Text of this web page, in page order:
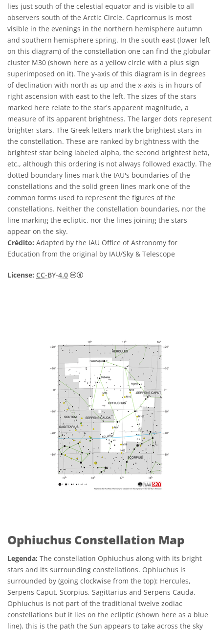
lies just south of the celestial equator and is visible to all
observers south of the Arctic Circle. Capricornus is most
visible in the evenings in the northern hemisphere autumn
and southern hemisphere spring. In the south east (lower left
on this diagram) of the constellation one can find the globular
cluster M30 (shown here as a yellow circle with a plus sign
superimposed on it). The y-axis of this diagram is in degrees
of declination with north as up and the x-axis is in hours of
right ascension with east to the left. The sizes of the stars
marked here relate to the star's apparent magnitude, a
measure of its apparent brightness. The larger dots represent
brighter stars. The Greek letters mark the brightest stars in
the constellation. These are ranked by brightness with the
brightest star being labeled alpha, the second brightest beta,
etc., although this ordering is not always followed exactly. The
dotted boundary lines mark the IAU's boundaries of the
constellations and the solid green lines mark one of the
common forms used to represent the figures of the
constellations. Neither the constellation boundaries, nor the
line marking the ecliptic, nor the lines joining the stars
appear on the sky.
Crédito: Adapted by the IAU Office of Astronomy for
Education from the original by IAU/Sky & Telescope
License: CC-BY-4.0 Creative Commons Attribution 4.0
Ophiuchus Constellation Map
Legenda: The constellation Ophiuchus along with its bright
stars and its surrounding constellations. Ophiuchus is
surrounded by (going clockwise from the top): Hercules,
Serpens Caput, Scorpius, Sagittarius and Serpens Cauda.
Ophiuchus is not part of the traditional twelve zodiac
constellations but it lies on the ecliptic (shown here as a blue
line), this is the path the Sun appears to take across the sky